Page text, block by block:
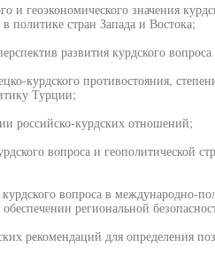
и геоэкономического значения
стран Запада и Востока;
развития курдского
курдского противостояния,
Турции;
российско-курдских отношений;
вопроса и геополитической
вопроса в международно-
региональной
рекомендаций для определения